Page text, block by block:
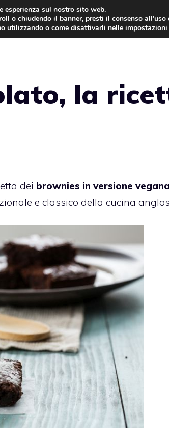
TORTE AL CIOCCOLATO TORTE
la
dei brownies in versione
e classico della cucina
sul nostro sito web.
o chiudendo il banner, presti il consenso
utilizzando o come disattivarli nelleimpostazioni